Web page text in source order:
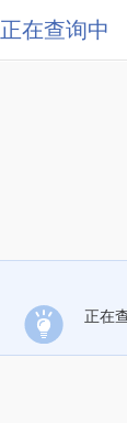
正在查询中
正在